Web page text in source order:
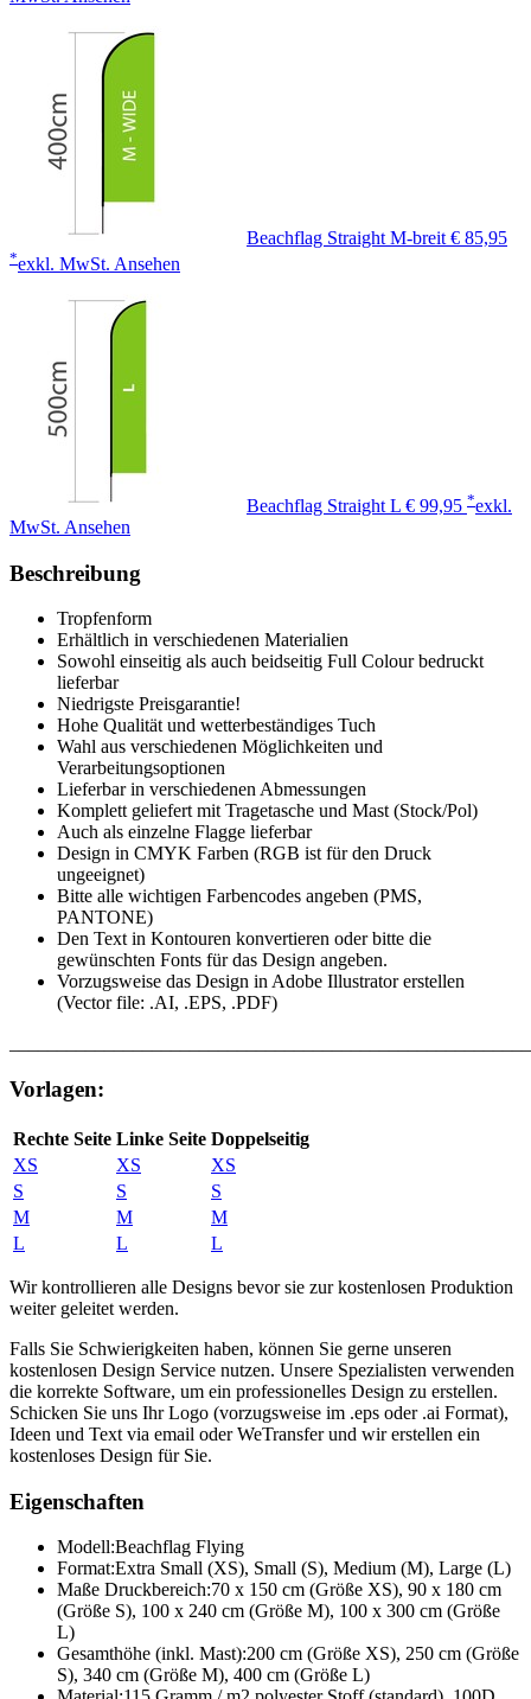
Beachflag Straight M-breit € 85,95
*exkl. MwSt. Ansehen
Beachflag Straight L € 99,95 *exkl.
MwSt. Ansehen
Beschreibung
Tropfenform
Erhältlich in verschiedenen Materialien
Sowohl einseitig als auch beidseitig Full Colour bedruckt
lieferbar
Niedrigste Preisgarantie!
Hohe Qualität und wetterbeständiges Tuch
Wahl aus verschiedenen Möglichkeiten und
Verarbeitungsoptionen
Lieferbar in verschiedenen Abmessungen
Komplett geliefert mit Tragetasche und Mast (Stock/Pol)
Auch als einzelne Flagge lieferbar
Design in CMYK Farben (RGB ist für den Druck
ungeeignet)
Bitte alle wichtigen Farbencodes angeben (PMS,
PANTONE)
Den Text in Kontouren konvertieren oder bitte die
gewünschten Fonts für das Design angeben.
Vorzugsweise das Design in Adobe Illustrator erstellen
(Vector file: .AI, .EPS, .PDF)
Vorlagen:
Rechte Seite Linke Seite Doppelseitig
XS
XS
XS
S
S
S
M
M
M
L
L L
Wir kontrollieren alle Designs bevor sie zur kostenlosen Produktion
weiter geleitet werden.
Falls Sie Schwierigkeiten haben, können Sie gerne unseren
kostenlosen Design Service nutzen. Unsere Spezialisten verwenden
die korrekte Software, um ein professionelles Design zu erstellen.
Schicken Sie uns Ihr Logo (vorzugsweise im .eps oder .ai Format),
Ideen und Text via email oder WeTransfer und wir erstellen ein
kostenloses Design für Sie.
Eigenschaften
Modell:Beachflag Flying
Format:Extra Small (XS), Small (S), Medium (M), Large (L)
Maße Druckbereich:70 x 150 cm (Größe XS), 90 x 180 cm
(Größe S), 100 x 240 cm (Größe M), 100 x 300 cm (Größe
L)
Gesamthöhe (inkl. Mast):200 cm (Größe XS), 250 cm (Größe
S), 340 cm (Größe M), 400 cm (Größe L)